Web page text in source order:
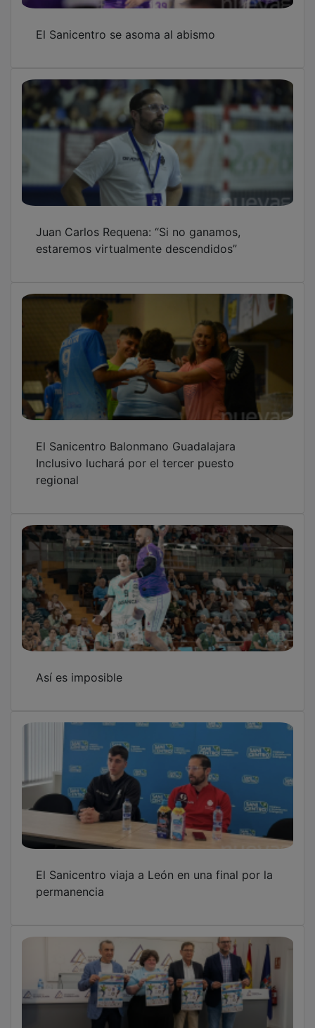
El Sanicentro se asoma al abismo
Juan Carlos Requena: “Si no ganamos,
estaremos virtualmente descendidos”
El Sanicentro Balonmano Guadalajara
Inclusivo luchará por el tercer puesto
regional
Así es imposible
El Sanicentro viaja a León en una final por la
permanencia